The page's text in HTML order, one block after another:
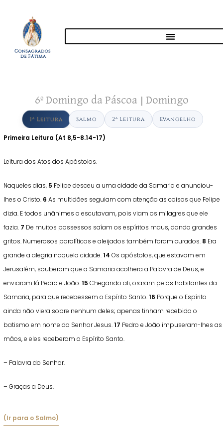
6º Domingo da Páscoa | Domingo
1ª Leitura Salmo 2ª Leitura Evangelho
Primeira Leitura (At 8,5-8.14-17)
Leitura dos Atos dos Apóstolos.
Naqueles dias, 5 Felipe desceu a uma cidade da Samaria e anunciou-
lhes o Cristo. 6 As multidões seguiam com atenção as coisas que Felipe
dizia. E todos unânimes o escutavam, pois viam os milagres que ele
fazia. 7 De muitos possessos saíam os espíritos maus, dando grandes
gritos. Numerosos paralíticos e aleijados também foram curados. 8 Era
grande a alegria naquela cidade.14 Os apóstolos, que estavam em
Jerusalém, souberam que a Samaria acolhera a Palavra de Deus, e
enviaram lá Pedro e João.15 Chegando ali, oraram pelos habitantes da
Samaria, para que recebessem o Espírito Santo.16 Porque o Espírito
ainda não viera sobre nenhum deles; apenas tinham recebido o
batismo em nome do Senhor Jesus.17 Pedro e João impuseram-lhes as
mãos, e eles receberam o Espírito Santo.
– Palavra do Senhor.
– Graças a Deus.
(Ir para o Salmo)